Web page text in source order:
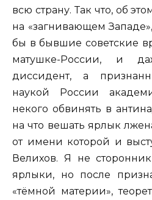
всю страну. Так что, об
на «загнивающем
бы в бывшие советские
матушке-России, и
диссидент, а
наукой России
некого обвинять в
на что вешать ярлык
от имени которой и
Велихов. Я не
ярлыки, но после
«тёмной материи»,